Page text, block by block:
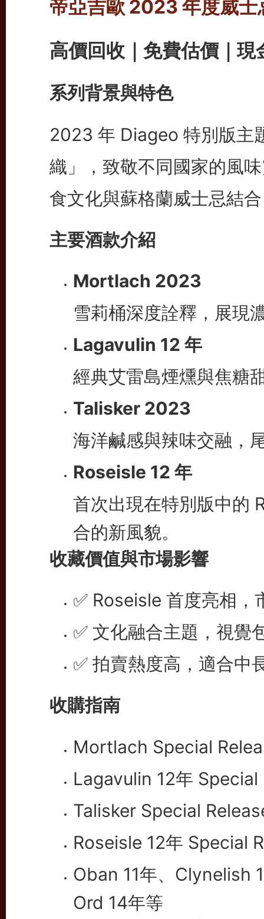
帝亞吉歐 2023 年度威士
高價回收｜免費估價｜現
系列背景與特色
2023 年 Diageo 特別版主
織」，致敬不同國家的風
食文化與蘇格蘭威士忌結
主要酒款介紹
Mortlach 2023
雪莉桶深度詮釋，展現
Lagavulin 12 年
經典艾雷島煙燻與焦糖
Talisker 2023
海洋鹹感與辣味交融，
Roseisle 12 年
首次出現在特別版中的
合的新風貌。
收藏價值與市場影響
✅ Roseisle 首度亮相，
✅ 文化融合主題，視覺
✅ 拍賣熱度高，適合中
收購指南
Mortlach Special
Lagavulin 12年
Talisker Special
Roseisle 12年 Special
Oban 11年、Clynelish
Ord 14年等